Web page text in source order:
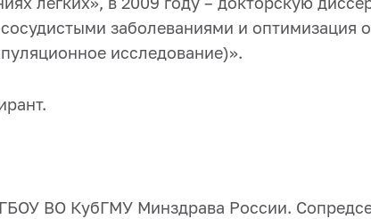
заболеваниями и оптимизация
исследование)».
ВО КубГМУ Минздрава России.